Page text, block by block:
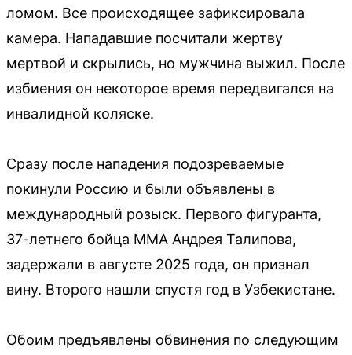
ломом. Все происходящее зафиксировала
камера. Нападавшие посчитали жертву
мертвой и скрылись, но мужчина выжил. После
избиения он некоторое время передвигался на
инвалидной коляске.
Сразу после нападения подозреваемые
покинули Россию и были объявлены в
международный розыск. Первого фигуранта,
37-летнего бойца ММА Андрея Талипова,
задержали в августе 2025 года, он признал
вину. Второго нашли спустя год в Узбекистане.
Обоим предъявлены обвинения по следующим